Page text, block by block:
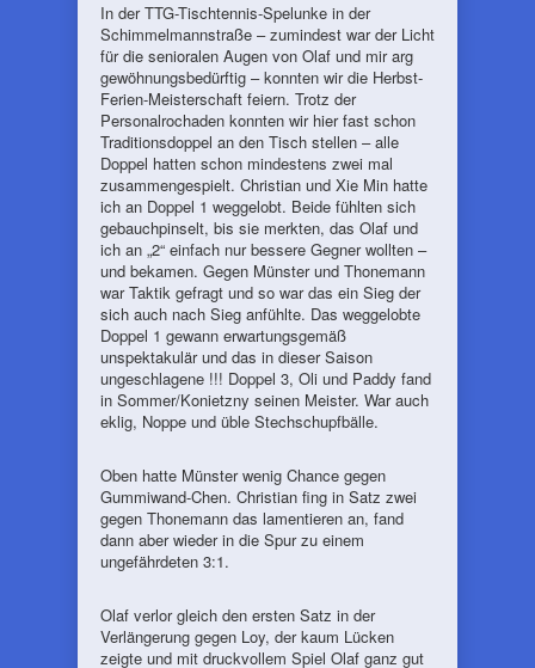
In der TTG-Tischtennis-Spelunke in der
Schimmelmannstraße – zumindest war der Licht
für die senioralen Augen von Olaf und mir arg
gewöhnungsbedürftig – konnten wir die Herbst-
Ferien-Meisterschaft feiern. Trotz der
Personalrochaden konnten wir hier fast schon
Traditionsdoppel an den Tisch stellen – alle
Doppel hatten schon mindestens zwei mal
zusammengespielt. Christian und Xie Min hatte
ich an Doppel 1 weggelobt. Beide fühlten sich
gebauchpinselt, bis sie merkten, das Olaf und
ich an „2“ einfach nur bessere Gegner wollten –
und bekamen. Gegen Münster und Thonemann
war Taktik gefragt und so war das ein Sieg der
sich auch nach Sieg anfühlte. Das weggelobte
Doppel 1 gewann erwartungsgemäß
unspektakulär und das in dieser Saison
ungeschlagene !!! Doppel 3, Oli und Paddy fand
in Sommer/Konietzny seinen Meister. War auch
eklig, Noppe und üble Stechschupfbälle.
Oben hatte Münster wenig Chance gegen
Gummiwand-Chen. Christian fing in Satz zwei
gegen Thonemann das lamentieren an, fand
dann aber wieder in die Spur zu einem
ungefährdeten 3:1.
Olaf verlor gleich den ersten Satz in der
Verlängerung gegen Loy, der kaum Lücken
zeigte und mit druckvollem Spiel Olaf ganz gut